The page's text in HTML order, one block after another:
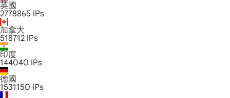
英國
2778865 IPs
加拿大
518712 IPs
印度
144040 IPs
德國
1531150 IPs